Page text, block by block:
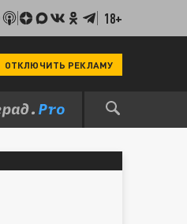
18+
ОТКЛЮЧИТЬ РЕКЛАМУ